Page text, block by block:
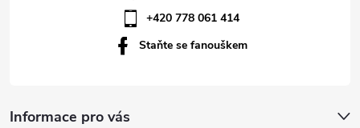
Informace pro vás
+420 778 061 414
Staňte se fanouškem